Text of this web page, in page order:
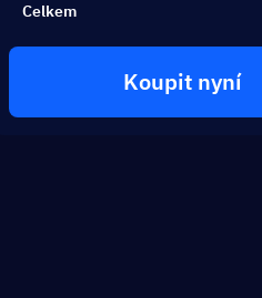
Celkem
Koupit nyní